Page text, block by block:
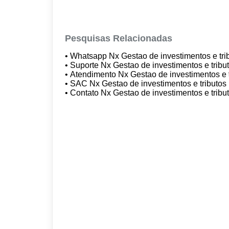
Pesquisas Relacionadas
• Whatsapp Nx Gestao de investimentos e
• Suporte Nx Gestao de investimentos e
• Atendimento Nx Gestao de investimentos e
• SAC Nx Gestao de investimentos e tributos
• Contato Nx Gestao de investimentos e